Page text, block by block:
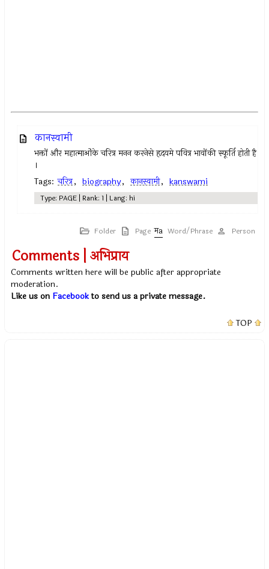
कानस्वामी
भक्तों और महात्माओंके चरित्र मनन करनेसे हृदयमे पवित्र भावोंकी स्फूर्ति होती है
।
Tags: चरित्र, biography, कानस्वामी, kanswami
Type: PAGE | Rank: 1 | Lang: hi
Folder Page Word/Phrase Person
Comments | अभिप्राय
Comments written here will be public after appropriate
moderation.
Like us on Facebookto send us a private message.
TOP